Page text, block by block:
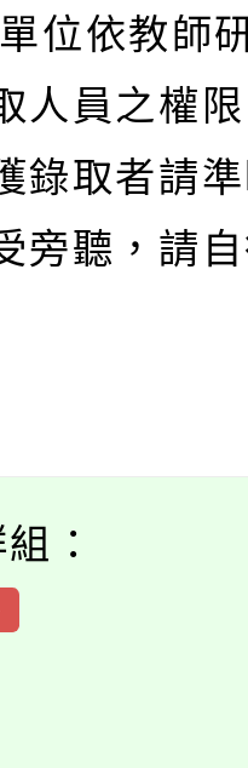
位依教師
人員之權
錄取者請
旁聽，請
：